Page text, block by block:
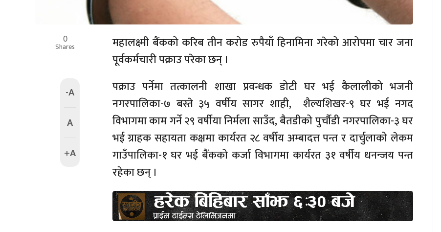
0
Shares
-A
A
+A
महालक्ष्मी बैंकको करिब तीन करोड रुपैयाँ हिनामिना गरेको आरोपमा चार जना
पूर्वकर्मचारी पक्राउ परेका छन् ।
पक्राउ पर्नेमा तत्कालनी शाखा प्रवन्धक डोटी घर भई कैलालीको भजनी
नगरपालिका-७ बस्ते ३५ वर्षीय सागर शाही, शैल्यशिखर-९ घर भई नगद
विभागमा काम गर्ने २९ वर्षीया निर्मला साउँद, बैतडीको पुर्चौडी नगरपालिका-३ घर
भई ग्राहक सहायता कक्षमा कार्यरत २८ वर्षीय अम्बादत्त पन्त र दार्चुलाको लेकम
गाउँपालिका-१ घर भई बैंकको कर्जा विभागमा कार्यरत ३१ वर्षीय धनन्जय पन्त
रहेका छन् ।